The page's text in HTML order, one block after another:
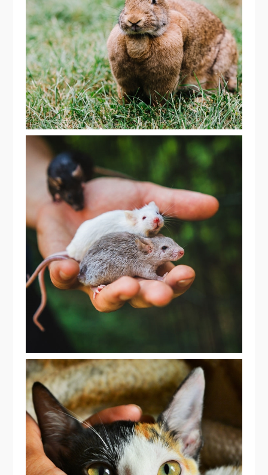
AUSTRÁLIA PROÍBE OS TESTES EM
ANIMAIS EM COSMÉTICOS
FOTÓGRAFA RETRATA RATINHOS
RESGATADOS DE UM LABORATÓRIO
RÚSSIA PROÍBE ZOOLÓGICOS
INTERACTIVOS, LUTAS DE ANIMAIS E